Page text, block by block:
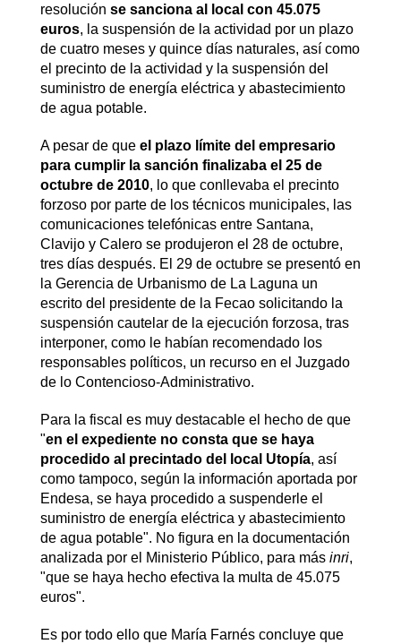
resolución se sanciona al local con 45.075
euros, la suspensión de la actividad por un plazo
de cuatro meses y quince días naturales, así como
el precinto de la actividad y la suspensión del
suministro de energía eléctrica y abastecimiento
de agua potable.
A pesar de que el plazo límite del empresario
para cumplir la sanción finalizaba el 25 de
octubre de 2010, lo que conllevaba el precinto
forzoso por parte de los técnicos municipales, las
comunicaciones telefónicas entre Santana,
Clavijo y Calero se produjeron el 28 de octubre,
tres días después. El 29 de octubre se presentó en
la Gerencia de Urbanismo de La Laguna un
escrito del presidente de la Fecao solicitando la
suspensión cautelar de la ejecución forzosa, tras
interponer, como le habían recomendado los
responsables políticos, un recurso en el Juzgado
de lo Contencioso-Administrativo.
Para la fiscal es muy destacable el hecho de que
"en el expediente no consta que se haya
procedido al precintado del local Utopía, así
como tampoco, según la información aportada por
Endesa, se haya procedido a suspenderle el
suministro de energía eléctrica y abastecimiento
de agua potable". No figura en la documentación
analizada por el Ministerio Público, para más inri,
"que se haya hecho efectiva la multa de 45.075
euros".
Es por todo ello que María Farnés concluye que